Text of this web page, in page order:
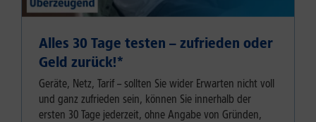
Alles 30 Tage testen – zufrieden oder
Geld zurück!⁠*
Geräte, Netz, Tarif – sollten Sie wider Erwarten nicht voll
und ganz zufrieden sein, können Sie innerhalb der
ersten 30 Tage jederzeit, ohne Angabe von Gründen,